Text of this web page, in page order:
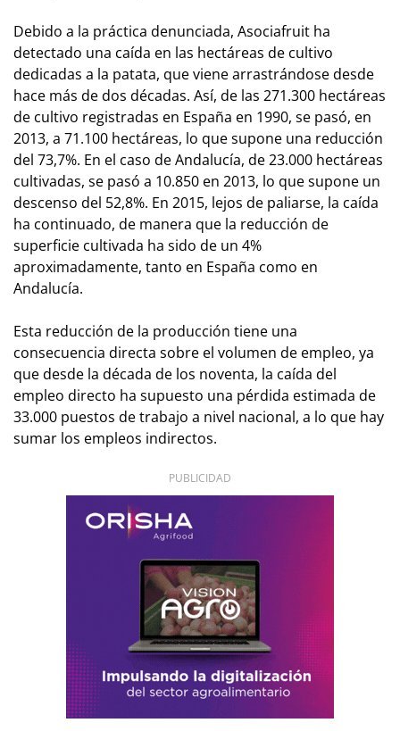
Debido a la práctica denunciada, Asociafruit ha
detectado una caída en las hectáreas de cultivo
dedicadas a la patata, que viene arrastrándose desde
hace más de dos décadas. Así, de las 271.300 hectáreas
de cultivo registradas en España en 1990, se pasó, en
2013, a 71.100 hectáreas, lo que supone una reducción
del 73,7%. En el caso de Andalucía, de 23.000 hectáreas
cultivadas, se pasó a 10.850 en 2013, lo que supone un
descenso del 52,8%. En 2015, lejos de paliarse, la caída
ha continuado, de manera que la reducción de
superficie cultivada ha sido de un 4%
aproximadamente, tanto en España como en
Andalucía.
Esta reducción de la producción tiene una
consecuencia directa sobre el volumen de empleo, ya
que desde la década de los noventa, la caída del
empleo directo ha supuesto una pérdida estimada de
33.000 puestos de trabajo a nivel nacional, a lo que hay
sumar los empleos indirectos.
PUBLICIDAD